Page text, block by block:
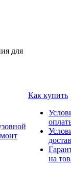
для
Как купить
на